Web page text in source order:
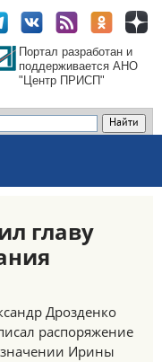
Портал разработан и
поддерживается АНО
"Центр ПРИСП"
главу
Дрозденко
распоряжение
Ирины